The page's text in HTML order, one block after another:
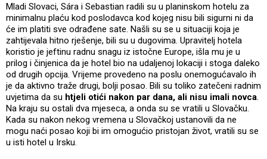
Mladi Slovaci, Sára i Sebastian radili su u planinskom hotelu za
minimalnu plaću kod poslodavca kod kojeg nisu bili sigurni ni da
će im platiti sve odrađene sate. Našli su se u situaciji koja je
zahtijevala hitno rješenje, bili su u dugovima. Upravitelj hotela
koristio je jeftinu radnu snagu iz istočne Europe, išla mu je u
prilog i činjenica da je hotel bio na udaljenoj lokaciji i stoga daleko
od drugih opcija. Vrijeme provedeno na poslu onemogućavalo ih
je da aktivno traže drugi, bolji posao. Bili su toliko zatečeni radnim
uvjetima da su htjeli otići nakon par dana, ali nisu imali novca.
Na kraju su ostali dva mjeseca, a onda su se vratili u Slovačku.
Kada su nakon nekog vremena u Slovačkoj ustanovili da ne
mogu naći posao koji bi im omogućio pristojan život, vratili su se
u isti hotel u Irsku.